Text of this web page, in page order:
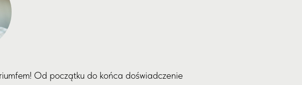
Od początku do końca doświadczenie